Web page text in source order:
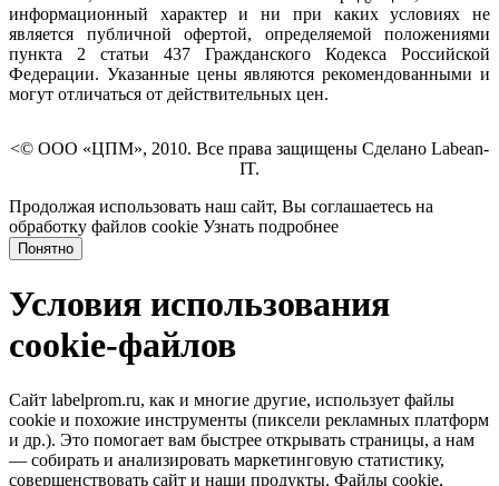
информационный характер и ни при каких условиях не
является публичной офертой, определяемой положениями
пункта 2 статьи 437 Гражданского Кодекса Российской
Федерации. Указанные цены являются рекомендованными и
могут отличаться от действительных цен.
<© ООО «ЦПМ», 2010. Все права защищены Сделано Labean-
IT.
Продолжая использовать наш сайт, Вы соглашаетесь на
обработку файлов cookie Узнать подробнее
Понятно
Условия использования
cookie-файлов
Сайт labelprom.ru, как и многие другие, использует файлы
cookie и похожие инструменты (пиксели рекламных платформ
и др.). Это помогает вам быстрее открывать страницы, а нам
— собирать и анализировать маркетинговую статистику,
совершенствовать сайт и наши продукты. Файлы сookie,